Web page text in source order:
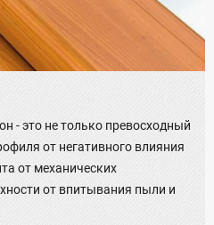
- это не только превосходный
от негативного влияния
от механических
от впитывания пыли и